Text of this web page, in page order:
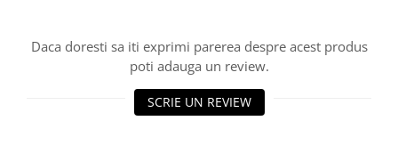
Daca doresti sa iti exprimi parerea despre acest produs
poti adauga un review.
SCRIE UN REVIEW